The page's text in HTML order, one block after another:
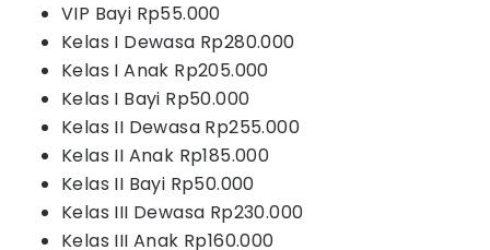
VIP Bayi Rp55.000
Kelas I Dewasa Rp280.000
Kelas I Anak Rp205.000
Kelas I Bayi Rp50.000
Kelas II Dewasa Rp255.000
Kelas II Anak Rp185.000
Kelas II Bayi Rp50.000
Kelas III Dewasa Rp230.000
Kelas III Anak Rp160.000